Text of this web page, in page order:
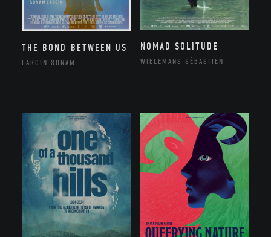
THE BOND BETWEEN US
LARCIN SONAM
NOMAD SOLITUDE
WIELEMANS SÉBASTIEN